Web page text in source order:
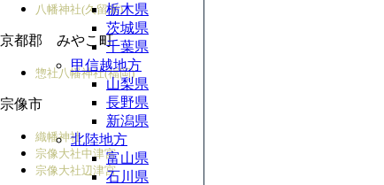
八幡神社(久留米)
京都郡 みやこ町
惣社八幡神社(福岡)
宗像市
織幡神社
宗像大社中津宮
宗像大社辺津宮
栃木県
茨城県
千葉県
甲信越地方
山梨県
長野県
新潟県
北陸地方
富山県
石川県